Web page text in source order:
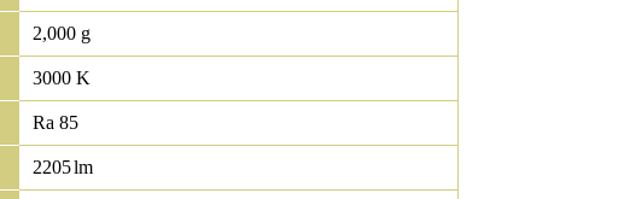
2,000 g
3000 K
Ra 85
2205lm